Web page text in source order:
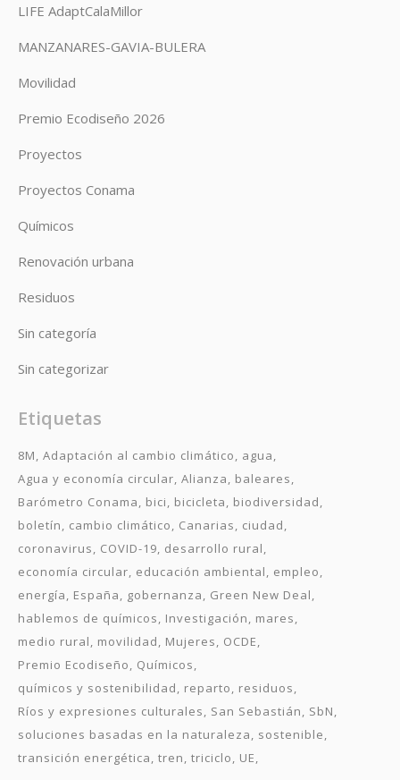
LIFE AdaptCalaMillor
MANZANARES-GAVIA-BULERA
Movilidad
Premio Ecodiseño 2026
Proyectos
Proyectos Conama
Químicos
Renovación urbana
Residuos
Sin categoría
Sin categorizar
Etiquetas
8M Adaptación al cambio climático
agua
Agua y economía circular Alianza
baleares
Barómetro Conama
bici bicicleta
biodiversidad
boletín
cambio climático Canarias
ciudad
coronavirus
COVID-19 desarrollo rural
economía circular educación ambiental
empleo
energía
España gobernanza
Green New Deal
hablemos de químicos
Investigación
mares
medio rural
movilidad Mujeres
OCDE
Premio Ecodiseño
Químicos
químicos y sostenibilidad
reparto
residuos
Ríos y expresiones culturales
San Sebastián
SbN
soluciones basadas en la naturaleza
sostenible
transición energética tren triciclo UE